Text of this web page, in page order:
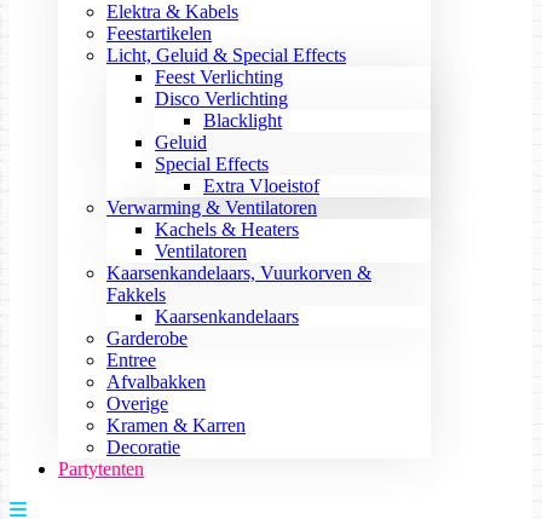
Elektra & Kabels
Feestartikelen
Licht, Geluid & Special Effects
Feest Verlichting
Disco Verlichting
Blacklight
Geluid
Special Effects
Extra Vloeistof
Verwarming & Ventilatoren
Kachels & Heaters
Ventilatoren
Kaarsenkandelaars, Vuurkorven &
Fakkels
Kaarsenkandelaars
Garderobe
Entree
Afvalbakken
Overige
Kramen & Karren
Decoratie
Partytenten